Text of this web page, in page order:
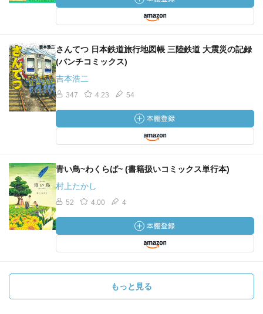
さんてつ 日本鉄道旅行地図帳 三陸鉄道 大震災の記録
(バンチコミックス)
吉本浩二
347 4.23 54
青い鳥~わくらば~ (書籍扱いコミックス単行本)
村上たかし
52 4.00 4
もっと見る